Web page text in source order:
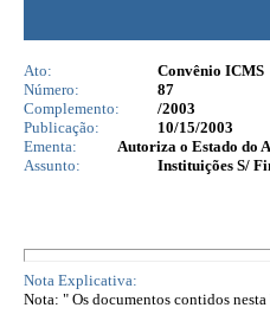
Ato:
Convênio ICMS
Número:
87
Complemento:
/2003
Publicação:
10/15/2003
Ementa:
Autoriza o Estado do
Assunto:
Instituições S/
Nota Explicativa:
Nota: " Os documentos contidos